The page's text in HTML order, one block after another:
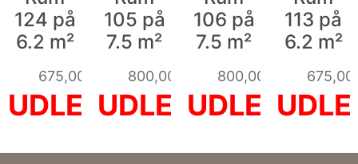
124 på
6.2 m²
675,00
105 på
7.5 m²
800,00
106 på
7.5 m²
800,00
113 på
6.2 m²
675,00